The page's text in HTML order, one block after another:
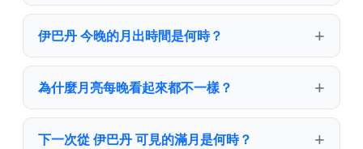
伊巴丹 今晚的月出時間是何時？
為什麼月亮每晚看起來都不一樣？
下一次從 伊巴丹 可見的滿月是何時？